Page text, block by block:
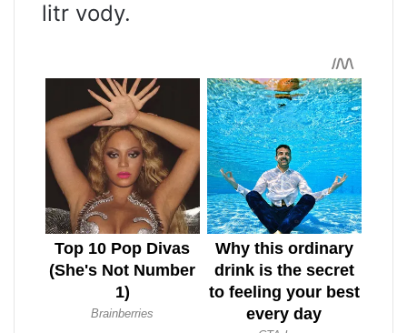
litr vody.